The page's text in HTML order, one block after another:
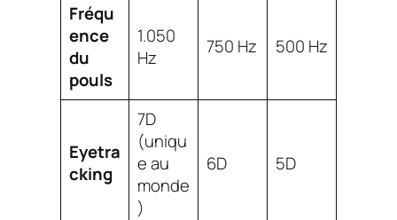
Fréqu
ence
du
pouls
1.050
Hz
750 Hz 500 Hz
Eyetra
cking
7D
(uniqu
e au
monde
)
6D 5D